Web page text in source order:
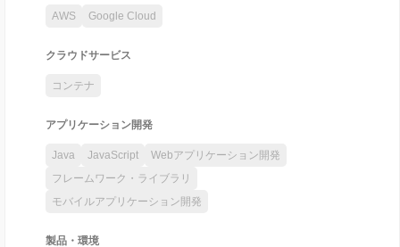
AWS Google Cloud
クラウドサービス
コンテナ
アプリケーション開発
Java JavaScript
Webアプリケーション開発
フレームワーク・ライブラリ
モバイルアプリケーション開発
製品・環境